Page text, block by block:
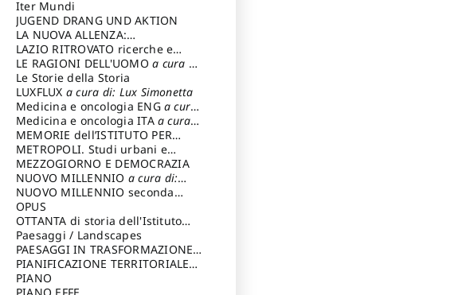
conservazione d’arte
Fondazione Paola Droghetti onlus
Iter Mundi
JUGEND DRANG UND AKTION
LA NUOVA ALLENZA:
ARCHITETTURA & AMBIENTE
LAZIO RITROVATO ricerche e
restauri
LE RAGIONI DELL'UOMOa cura di:
Lombardi Satriani Luigi
Le Storie della Storia
LUXFLUX a cura di: Lux Simonetta
Medicina e oncologia ENG a cura
di: Lopez Massimo
Medicina e oncologia ITA a cura
di: Lopez Massimo
MEMORIE dell’ISTITUTO PER
STORIA DEL RISORGIMENTO
METROPOLI. Studi urbani e
regionali
MEZZOGIORNO E DEMOCRAZIA
NUOVO MILLENNIO a cura di:
Capaldo Pellegrino
NUOVO MILLENNIO seconda
serie
Francesco
OPUS
OTTANTA di storia dell'Istituto
storia dell’Istitutoa cura di:
Cavalieri Patrizia
Paesaggi / Landscapes
PAESAGGI IN TRASFORMAZIONEa
cura di: Corti Enrico A.
PIANIFICAZIONE TERRITORIALE
URBANISTICA ED AMBIENTALE
PIANO